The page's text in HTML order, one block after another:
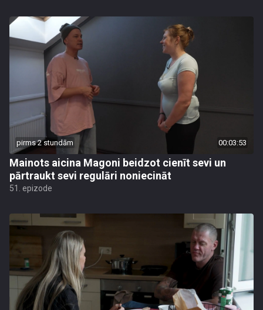
pirms 2 stundām 00:03:53
Mainots aicina Magoni beidzot cienīt sevi un
pārtraukt sevi regulāri noniecināt
51. epizode